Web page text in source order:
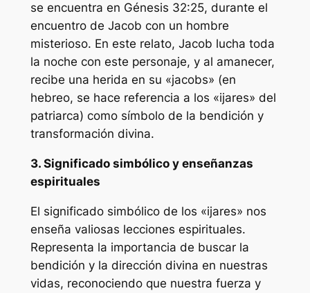
se encuentra en Génesis 32:25, durante el
encuentro de Jacob con un hombre
misterioso. En este relato, Jacob lucha toda
la noche con este personaje, y al amanecer,
recibe una herida en su «jacobs» (en
hebreo, se hace referencia a los «ijares» del
patriarca) como símbolo de la bendición y
transformación divina.
3. Significado simbólico y enseñanzas
espirituales
El significado simbólico de los «ijares» nos
enseña valiosas lecciones espirituales.
Representa la importancia de buscar la
bendición y la dirección divina en nuestras
vidas, reconociendo que nuestra fuerza y